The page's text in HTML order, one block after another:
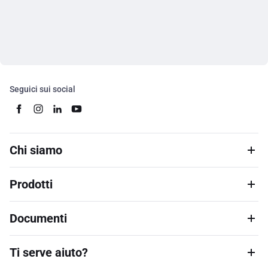
Seguici sui social
Chi siamo
Prodotti
Documenti
Ti serve aiuto?